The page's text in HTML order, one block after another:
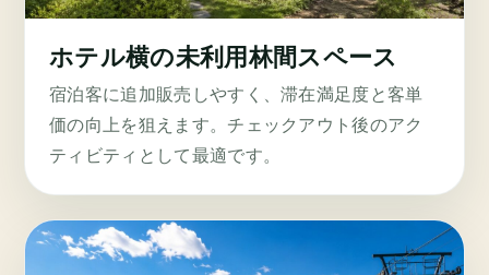
ホテル横の未利用林間スペース
宿泊客に追加販売しやすく、滞在満足度と客単
価の向上を狙えます。チェックアウト後のアク
ティビティとして最適です。